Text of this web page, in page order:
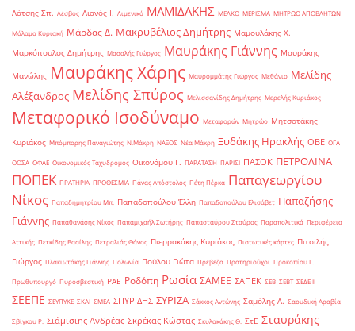
Λάτσης Σπ. Λέσβος Λιανός Ι. Λιμενικό ΜΑΜΙΔΑΚΗΣ ΜΕΛΚΟ ΜΕΡΙΣΜΑ ΜΗΤΡΩΟ ΑΠΟΒΛΗΤΩΝ
Μάλαμα Κυριακή Μάρδας Δ. Μακρυβέλιος Δημήτρης Μαμουλάκης Χ.
Μαρκόπουλος Δημήτρης Μασαλής Γιώργος Μαυράκης Γιάννης Μαυράκης
Μανώλης Μαυράκης Χάρης Μαυρομμάτης Γιώργος Μεθάνιο Μελίδης
Αλέξανδρος Μελίδης Σπύρος Μελισσανίδης Δημήτρης Μερελής Κυριάκος
Μεταφορικό Ισοδύναμο Μεταφορών Μητρώο Μητσοτάκης
Κυριάκος Μπόμπορης Παναγιώτης Ν.Μάκρη ΝΑΞΟΣ Νέα Μάκρη Ξυδάκης Ηρακλής ΟΒΕ ΟΓΑ
ΟΟΣΑ ΟΦΑΕ Οικονομικός Ταχυδρόμος Οικονόμου Γ. ΠΑΡΑΤΑΣΗ ΠΑΡΙΣΙ ΠΑΣΟΚ ΠΕΤΡΟΛΙΝΑ
ΠΟΠΕΚ ΠΡΑΤΗΡΙΑ ΠΡΟΘΕΣΜΙΑ Πάνας Απόστολος Πέτη Πέρκα Παπαγεωργίου
Νίκος Παπαδημητρίου Μπ. Παπαδοπούλου Έλλη Παπαδοπούλου Ελισάβετ Παπαζήσης
Γιάννης Παπαθανάσης Νίκος Παπαμιχαήλ Σωτήρης Παπασταύρου Σταύρος Παραπολιτικά Περιφέρεια
Αττικής Πετκίδης Βασίλης Πετραλιάς Θάνος Πιερρακάκης Κυριάκος Πιστωτικές κάρτες Πιτσιλής
Γιώργος Πλακιωτάκης Γιάννης Πολωνία Πούλου Γιώτα Πρέβεζα Πρατηριούχοι Προκοπίου Γ.
Πρωθυπουργό Πυροσβεστική ΡΑΕ Ροδόπη Ρωσία ΣΑΜΕΕ ΣΑΠΕΚ ΣΕΒ ΣΕΒΤ ΣΕΔΕ ΙΙ
ΣΕΕΠΕ ΣΕΥΠΥΚΕ ΣΚΑΙ ΣΜΕΑ ΣΠΥΡΙΔΗΣ ΣΥΡΙΖΑ Σάκκος Αντώνης Σαμόλης Λ. Σαουδική Αραβία
Σβίγκου Ρ. Σιάμισιης Ανδρέας Σκρέκας Κώστας Σκυλακάκης Θ. ΣτΕ Σταυράκης